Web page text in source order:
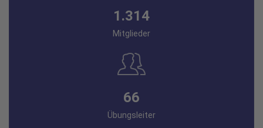
1.314
Mitglieder
66
Übungsleiter